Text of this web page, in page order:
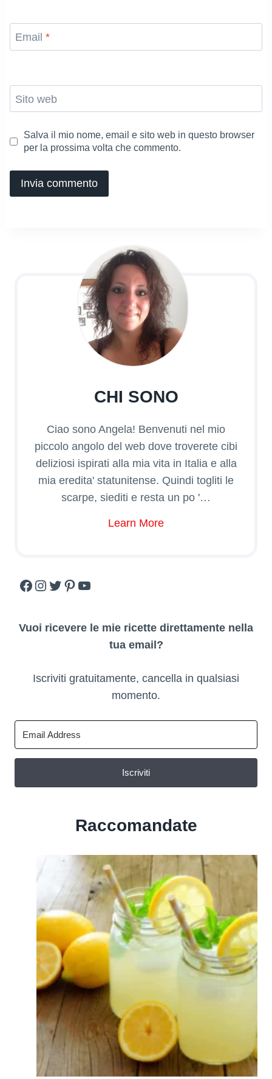
Email *
Sito web
Salva il mio nome, email e sito web in questo browser
per la prossima volta che commento.
CHI SONO
Ciao sono Angela! Benvenuti nel mio
piccolo angolo del web dove troverete cibi
deliziosi ispirati alla mia vita in Italia e alla
mia eredita' statunitense. Quindi togliti le
scarpe, siediti e resta un po '…
Learn More
Facebook
Instagram
Twitter
Pinterest
YouTube
Vuoi ricevere le mie ricette direttamente nella
tua email?
Iscriviti gratuitamente, cancella in qualsiasi
momento.
Iscriviti
Raccomandate